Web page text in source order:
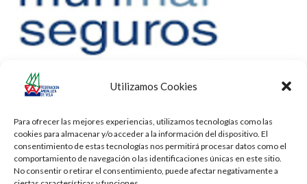
Utilizamos Cookies
Para ofrecer las mejores experiencias, utilizamos tecnologías como las
cookies para almacenar y/o acceder a la información del dispositivo. El
consentimiento de estas tecnologías nos permitirá procesar datos como el
comportamiento de navegación o las identificaciones únicas en este sitio.
No consentir o retirar el consentimiento, puede afectar negativamente a